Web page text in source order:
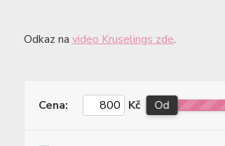
Odkaz na video Kruselings zde.
Cena: Kč Od